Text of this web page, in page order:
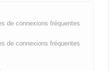
de connexions fréquentes
de connexions fréquentes